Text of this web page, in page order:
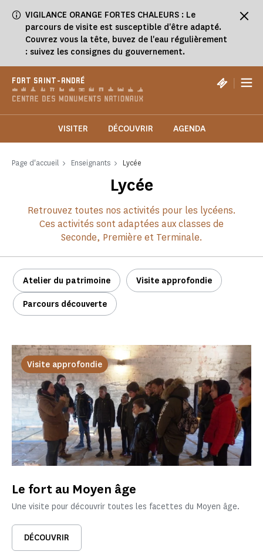
VIGILANCE ORANGE FORTES CHALEURS : Le
parcours de visite est susceptible d'être adapté.
Couvrez vous la tête, buvez de l'eau régulièrement
: suivez les consignes du gouvernement.
FORT SAINT-ANDRÉ |
VISITER DÉCOUVRIR AGENDA
Page d'accueil Enseignants Lycée
Lycée
Retrouvez toutes nos activités pour les lycéens.
Ces activités sont adaptées aux classes de
Seconde, Première et Terminale.
Atelier du patrimoine Visite approfondie
Parcours découverte
Visite approfondie
Le fort au Moyen âge
Une visite pour découvrir toutes les facettes du Moyen âge.
DÉCOUVRIR